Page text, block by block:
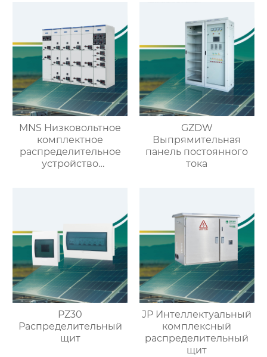
MNS Низковольтное
комплектное
распределительное
устройство
GZDW
Выпрямительная
панель постоянного
тока
PZ30
Распределительный
щит
JP Интеллектуальный
комплексный
распределительный
щит